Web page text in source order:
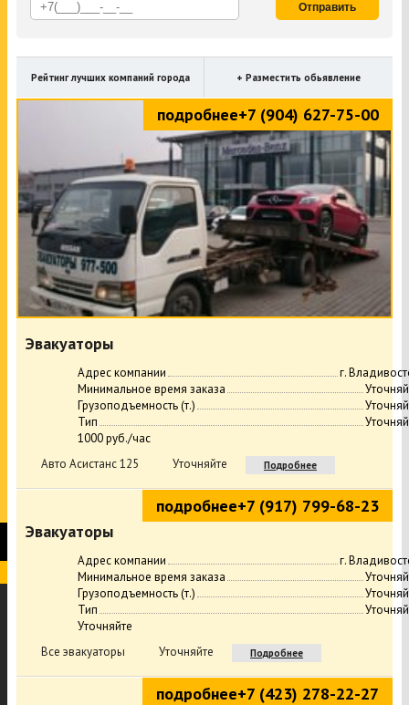
Отправить
Рейтинг лучших компаний города + Разместить обьявление
Эвакуаторы
подробнее+7 (904) 627-75-00
Адрес компании
г.
Минимальное время заказа
Грузоподъемность (т.)
Тип
1000 руб./час
Авто Асистанс 125
Уточняйте Подробнее
Эвакуаторы
подробнее+7 (917) 799-68-23
Адрес компании
г.
Минимальное время заказа
Грузоподъемность (т.)
Тип
Уточняйте
Все эвакуаторы
Уточняйте Подробнее
подробнее+7 (423) 278-22-27